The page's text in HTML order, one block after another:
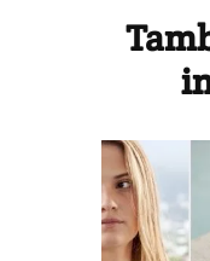
Navigation